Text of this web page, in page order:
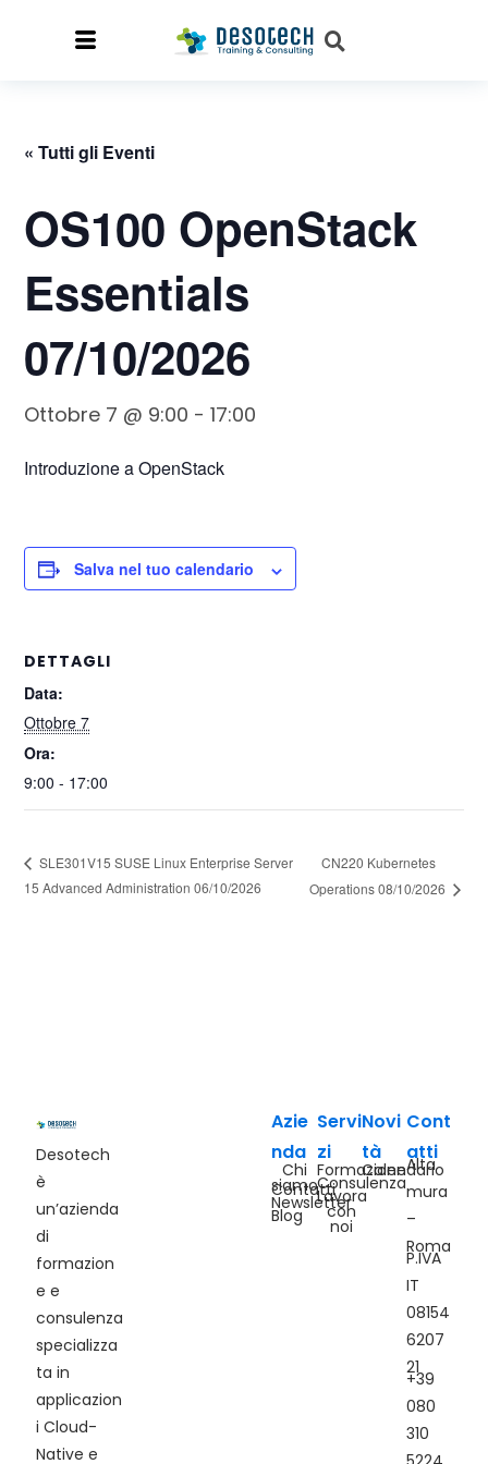
« Tutti gli Eventi
OS100 OpenStack
Essentials
07/10/2026
Ottobre 7 @ 9:00 -17:00
Introduzione a OpenStack
Salva nel tuo calendario
DETTAGLI
Data:
Ottobre 7
Ora:
9:00 - 17:00
SLE301V15 SUSE Linux Enterprise Server
15 Advanced Administration 06/10/2026
CN220 Kubernetes
Operations 08/10/2026
Desotech
è
un’azienda
di
formazion
e e
consulenza
specializza
ta in
applicazion
i Cloud-
Native e
Azie
nda
Chi
siamo
Contatti
Newsletter
Blog
Servi
zi
Formazione
Consulenza
Lavora
con
noi
Novi
tà
Calendario
Cont
atti
Alta
mura
–
Roma
P.IVA
IT
08154
6207
21
+39
080
310